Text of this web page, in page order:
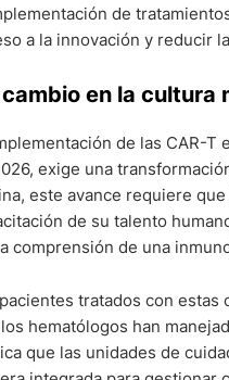
de
a la innovación y reducir
cambio en la cultura
de las CAR-
exige una
este avance requiere
de su talento
comprensión de una
tratados con
hematólogos han
que las unidades de